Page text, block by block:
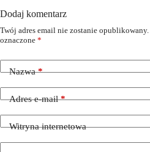
Dodaj komentarz
Twój adres email nie zostanie opublikowany.
oznaczone *
Nazwa*
Adres e-mail*
Witryna internetowa